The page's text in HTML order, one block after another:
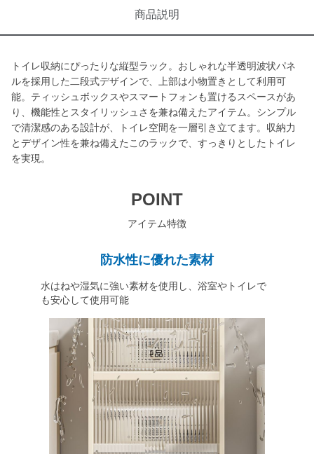
商品説明
トイレ収納にぴったりな縦型ラック。おしゃれな半透明波状パネ
ルを採用した二段式デザインで、上部は小物置きとして利用可
能。ティッシュボックスやスマートフォンも置けるスペースがあ
り、機能性とスタイリッシュさを兼ね備えたアイテム。シンプル
で清潔感のある設計が、トイレ空間を一層引き立てます。収納力
とデザイン性を兼ね備えたこのラックで、すっきりとしたトイレ
を実現。
POINT
アイテム特徴
防水性に優れた素材
水はねや湿気に強い素材を使用し、浴室やトイレで
も安心して使用可能